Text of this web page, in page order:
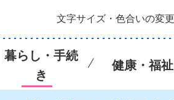
文字サイズ・色合いの変更
暮らし・手続
き
健康・福祉